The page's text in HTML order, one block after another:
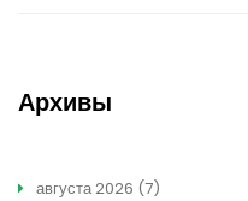
Архивы
августа 2026 (7)